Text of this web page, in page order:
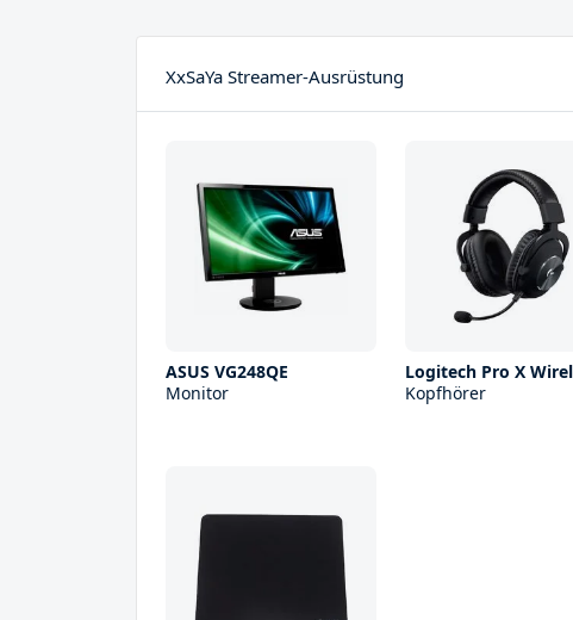
XxSaYa Streamer-Ausrüstung
ASUS VG248QE
Monitor
Logitech Pro X
Kopfhörer